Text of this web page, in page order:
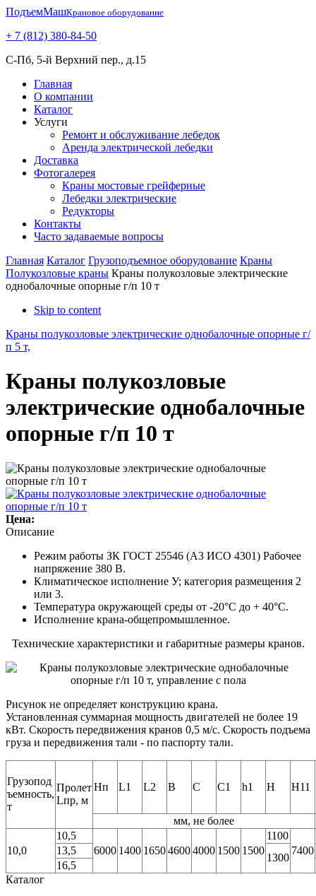
ПодъемМашКрановое оборудование
+ 7 (812) 380-84-50
С-Пб, 5-й Верхний пер., д.15
Главная
О компании
Каталог
Услуги
Ремонт и обслуживание лебедок
Аренда электрической лебедки
Доставка
Фотогалерея
Краны мостовые грейферные
Лебедки электрические
Редукторы
Контакты
Часто задаваемые вопросы
Главная Каталог Грузоподъемное оборудование Краны
Полукозловые краны Краны полукозловые электрические
однобалочные опорные г/п 10 т
Skip to content
Краны полукозловые электрические однобалочные опорные г/
п 5 т,
Краны полукозловые
электрические однобалочные
опорные г/п 10 т
Цена:
Описание
Режим работы ЗК ГОСТ 25546 (A3 ИСО 4301) Рабочее
напряжение 380 В.
Климатическое исполнение У; категория размещения 2
или 3.
Температура окружающей среды от -20°С до + 40°С.
Исполнение крана-общепромышленное.
Технические характеристики и габаритные размеры кранов.
Рисунок не определяет конструкцию крана.
Установленная суммарная мощность двигателей не более 19
кВт. Скорость передвижения кранов 0,5 м/с. Скорость подъема
груза и передвижения тали - по паспорту тали.
Грузопод
ъемность,
т
Пролет
Lпр, м
Hп L1 L2 B C C1 h1 H H11
мм, не более
10,0
10,5
6000 1400 165046004000 1500 1500
1100
7400
13,5
1300
16,5
Каталог